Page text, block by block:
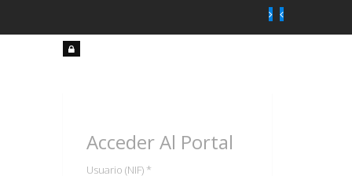
Acceder Al Portal
Usuario (NIF) *